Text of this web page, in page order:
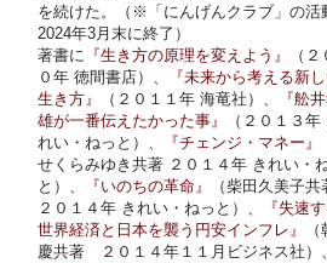
を続けた。（※「にんげんクラブ」の活
2024年3月末に終了）
著書に 『生き方の原理を変えよう』
（２
０年 徳間書店）、
『未来から考える新
生き方』
（２０１１年 海竜社）、
『舩
雄が一番伝えたかった事』
（２０１３年
れい・ねっと）、
『チェンジ・マネー』
せくらみゆき共著 ２０１４年 きれい・
と）、
『いのちの革命』
（柴田久美子共
２０１４年 きれい・ねっと）、
『失速
世界経済と日本を襲う円安インフレ』
慶共著 ２０１４年１１月ビジネス社）、